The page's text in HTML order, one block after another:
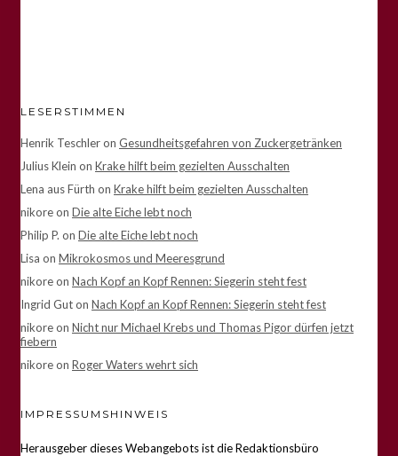
LESERSTIMMEN
Henrik Teschleron Gesundheitsgefahren von Zuckergetränken
Julius Klein on Krake hilft beim gezielten Ausschalten
Lena aus Fürth on Krake hilft beim gezielten Ausschalten
nikoreon Die alte Eiche lebt noch
Philip P. on Die alte Eiche lebt noch
Lisa on Mikrokosmos und Meeresgrund
nikoreon Nach Kopf an Kopf Rennen: Siegerin steht fest
Ingrid Guton Nach Kopf an Kopf Rennen: Siegerin steht fest
nikoreon Nicht nur Michael Krebs und Thomas Pigor dürfen jetzt
fiebern
nikoreon Roger Waters wehrt sich
IMPRESSUMSHINWEIS
Herausgeber dieses Webangebots ist die Redaktionsbüro